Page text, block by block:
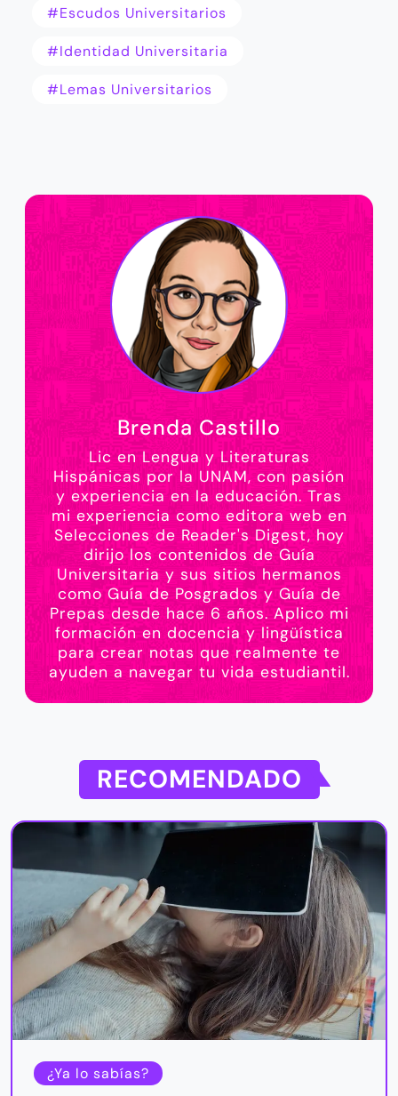
#Escudos Universitarios
#Identidad Universitaria
#Lemas Universitarios
Brenda Castillo
Lic en Lengua y Literaturas
Hispánicas por la UNAM, con pasión
y experiencia en la educación. Tras
mi experiencia como editora web en
Selecciones de Reader's Digest, hoy
dirijo los contenidos de Guía
Universitaria y sus sitios hermanos
como Guía de Posgrados y Guía de
Prepas desde hace 6 años. Aplico mi
formación en docencia y lingüística
para crear notas que realmente te
ayuden a navegar tu vida estudiantil.
RECOMENDADO
¿Ya lo sabías?